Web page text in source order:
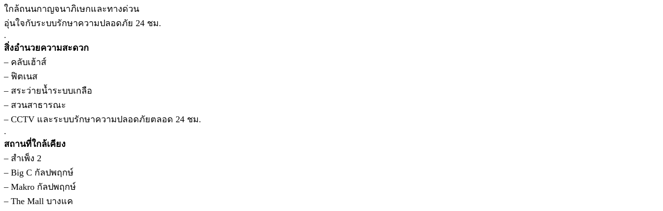
ใกล้ถนนกาญจนาภิเษกและทางด่วน
อุ่นใจกับระบบรักษาความปลอดภัย 24 ชม.
.
สิ่งอำนวยความสะดวก
– คลับเฮ้าส์
– ฟิตเนส
– สระว่ายน้ำระบบเกลือ
– สวนสาธารณะ
– CCTV และระบบรักษาความปลอดภัยตลอด 24 ชม.
.
สถานที่ใกล้เคียง
– สำเพ็ง 2
– Big C กัลปพฤกษ์
– Makro กัลปพฤกษ์
– The Mall บางแค